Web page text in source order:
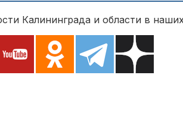
Калининграда и области в